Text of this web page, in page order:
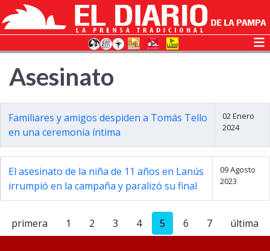
Asesinato
Familiares y amigos despiden a Tomás Tello
en una ceremonia íntima
02 Enero
2024
El asesinato de la niña de 11 años en Lanús
irrumpió en la campaña y paralizó su final
09 Agosto
2023
primera 1 2 3 4 5 6 7 última